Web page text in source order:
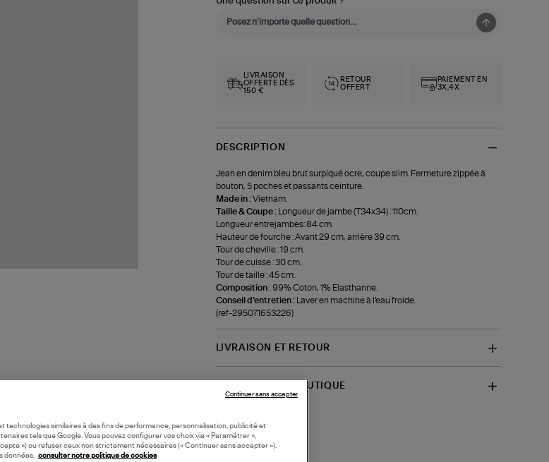
LIVRAISON
OFFERTE DÈS
150 €
RETOUR
OFFERT
PAIEMENT EN
3X,4X
DESCRIPTION
Jean en denim bleu brut surpiqué ocre, coupe slim. Fermeture zippée à
bouton, 5 poches et passants ceinture.
Made in :Vietnam.
Taille & Coupe :
Longueur de jambe (T34x34) : 110cm.
Longueur entrejambes: 84 cm.
Hauteur de fourche : Avant 29 cm, arrière 39 cm.
Tour de cheville : 19 cm.
Tour de cuisse : 30 cm.
Tour de taille : 45 cm.
Composition : 99% Coton, 1% Elasthanne.
Conseil d'entretien :
Laver en machine à l'eau froide.
(ref-295071653226)
LIVRAISON ET RETOUR
DISPONIBILITÉ BOUTIQUE
technologies similaires à des fins de performance, personnalisation, publicité et
tels que Google. Vous pouvez configurer vos choix via « Paramétrer »,
») ou refuser ceux non strictement nécessaires (« Continuer sans accepter »).
données, consulter notre politique de cookies
Continuer sans accepter